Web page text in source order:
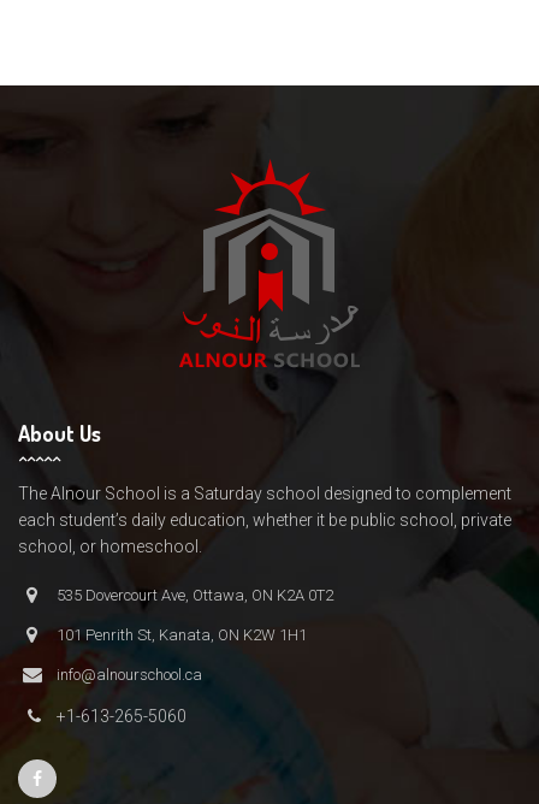
About Us
The Alnour School is a Saturday school designed to complement
each student’s daily education, whether it be public school, private
school, or homeschool.
535 Dovercourt Ave, Ottawa, ON K2A 0T2
101 Penrith St, Kanata, ON K2W 1H1
info@alnourschool.ca
+1-613-265-5060